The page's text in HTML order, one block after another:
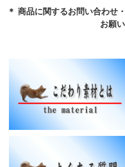
＊ 商品に関するお問い合わせ
お願